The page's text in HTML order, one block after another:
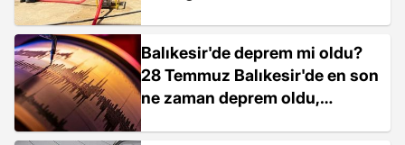
Balıkesir'de deprem mi oldu?
28 Temmuz Balıkesir'de en son
ne zaman deprem oldu,